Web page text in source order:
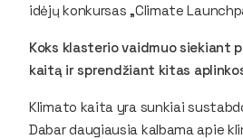
idėjų konkursas „Climate
Koks klasterio vaidmuo siekiant
kaitą ir sprendžiant kitas
Klimato kaita yra sunkiai
Dabar daugiausia kalbama apie